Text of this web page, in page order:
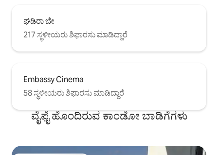
ಘಡಿರಾ ಬೇ
217 ಸ್ಥಳೀಯರು ಶಿಫಾರಸು ಮಾಡಿದ್ದಾರೆ
Embassy Cinema
58 ಸ್ಥಳೀಯರು ಶಿಫಾರಸು ಮಾಡಿದ್ದಾರೆ
ವೈಫೈ ಹೊಂದಿರುವ ಕಾಂಡೋ ಬಾಡಿಗೆಗಳು